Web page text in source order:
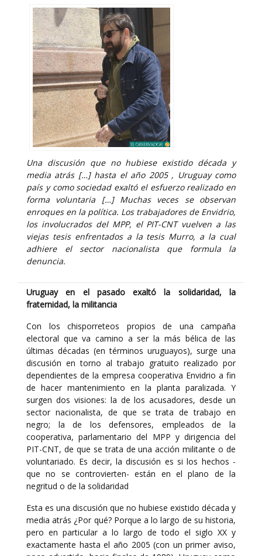
Una discusión que no hubiese existido década y
media atrás […] hasta el año 2005 , Uruguay como
país y como sociedad exaltó el esfuerzo realizado en
forma voluntaria […] Muchas veces se observan
enroques en la política. Los trabajadores de Envidrio,
los involucrados del MPP, el PIT-CNT vuelven a las
viejas tesis enfrentados a la tesis Murro, a la cual
adhiere el sector nacionalista que formula la
denuncia.
Uruguay en el pasado exaltó la solidaridad, la
fraternidad, la militancia
Con los chisporreteos propios de una campaña
electoral que va camino a ser la más bélica de las
últimas décadas (en términos uruguayos), surge una
discusión en torno al trabajo gratuito realizado por
dependientes de la empresa cooperativa Envidrio a fin
de hacer mantenimiento en la planta paralizada. Y
surgen dos visiones: la de los acusadores, desde un
sector nacionalista, de que se trata de trabajo en
negro; la de los defensores, empleados de la
cooperativa, parlamentario del MPP y dirigencia del
PIT-CNT, de que se trata de una acción militante o de
voluntariado. Es decir, la discusión es si los hechos -
que no se controvierten- están en el plano de la
negritud o de la solidaridad
Esta es una discusión que no hubiese existido década y
media atrás ¿Por qué? Porque a lo largo de su historia,
pero en particular a lo largo de todo el siglo XX y
exactamente hasta el año 2005 (con un primer aviso,